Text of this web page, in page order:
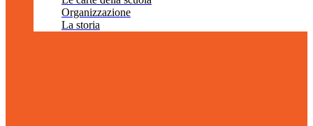
Organizzazione
La storia